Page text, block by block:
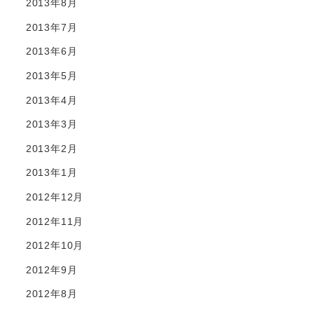
2013年8月
2013年7月
2013年6月
2013年5月
2013年4月
2013年3月
2013年2月
2013年1月
2012年12月
2012年11月
2012年10月
2012年9月
2012年8月